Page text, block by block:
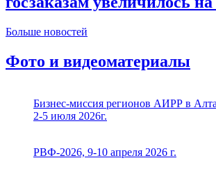
Больше новостей
Фото и видеоматериалы
Бизнес-миссия регионов АИРР в
2-5 июля 2026г.
РВФ-2026, 9-10 апреля 2026 г.